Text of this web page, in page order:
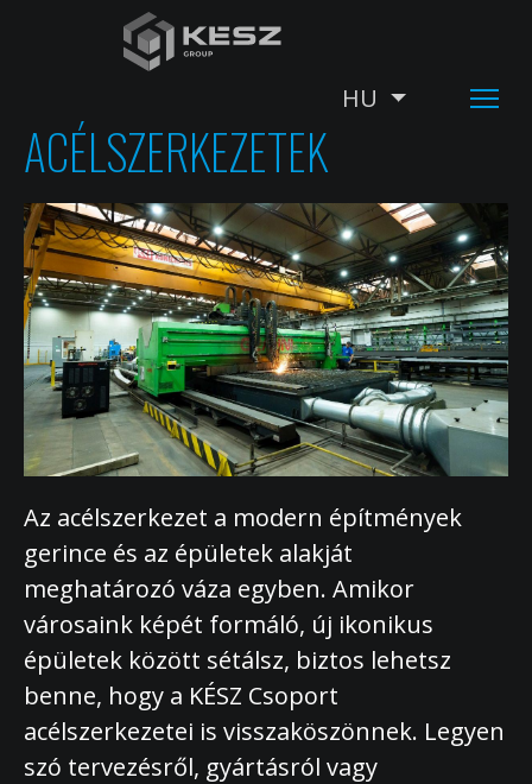
HU További
ACÉLSZERKEZETEK
Az acélszerkezet a modern építmények
gerince és az épületek alakját
meghatározó váza egyben. Amikor
városaink képét formáló, új ikonikus
épületek között sétálsz, biztos lehetsz
benne, hogy a KÉSZ Csoport
acélszerkezetei is visszaköszönnek. Legyen
szó tervezésről, gyártásról vagy